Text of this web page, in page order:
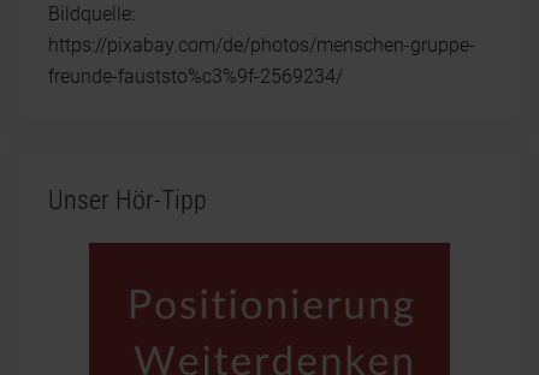
Bildquelle:
https://pixabay.com/de/photos/menschen-gruppe-
freunde-fauststo%c3%9f-2569234/
Unser Hör-Tipp